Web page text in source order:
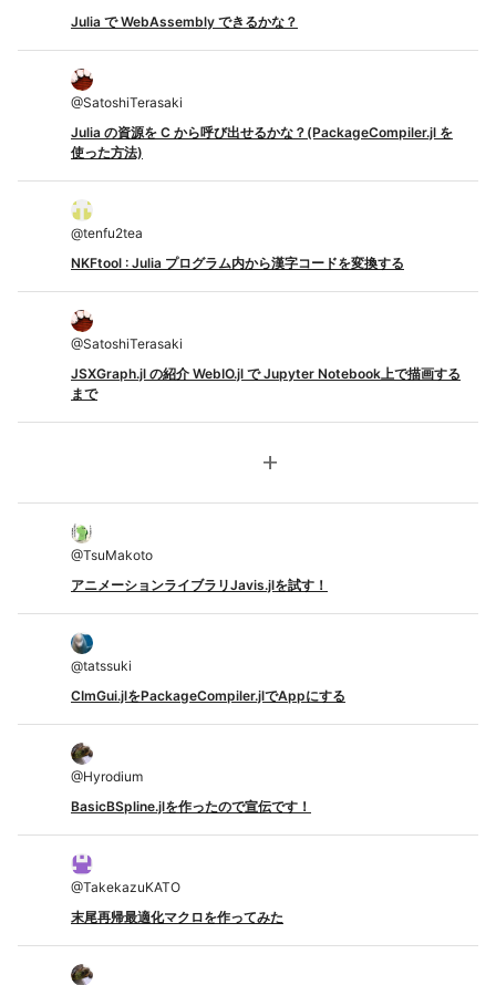
Julia で WebAssembly できるかな？
@SatoshiTerasaki
Julia の資源を C から呼び出せるかな？(PackageCompiler.jl を
使った方法)
@tenfu2tea
NKFtool : Julia プログラム内から漢字コードを変換する
@SatoshiTerasaki
JSXGraph.jl の紹介 WebIO.jl で Jupyter Notebook上で描画する
まで
add
@TsuMakoto
アニメーションライブラリJavis.jlを試す！
@tatssuki
CImGui.jlをPackageCompiler.jlでAppにする
@Hyrodium
BasicBSpline.jlを作ったので宣伝です！
@TakekazuKATO
末尾再帰最適化マクロを作ってみた